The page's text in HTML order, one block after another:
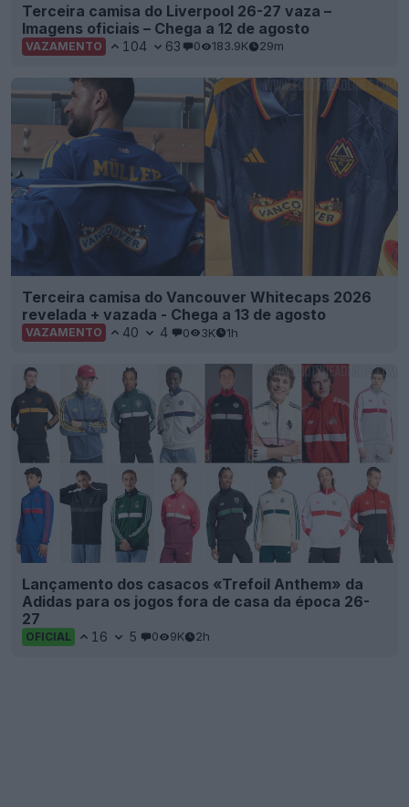
Terceira camisa do Liverpool 26-27 vaza –
Imagens oficiais – Chega a 12 de agosto
VAZAMENTO 104 63 0 183.9K 29m
Terceira camisa do Vancouver Whitecaps 2026
revelada + vazada - Chega a 13 de agosto
VAZAMENTO 40 4 0 3K 1h
Lançamento dos casacos «Trefoil Anthem» da
Adidas para os jogos fora de casa da época 26-
27
OFICIAL 16 5 0 9K 2h